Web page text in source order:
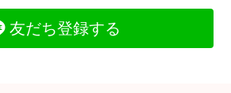
友だち登録する